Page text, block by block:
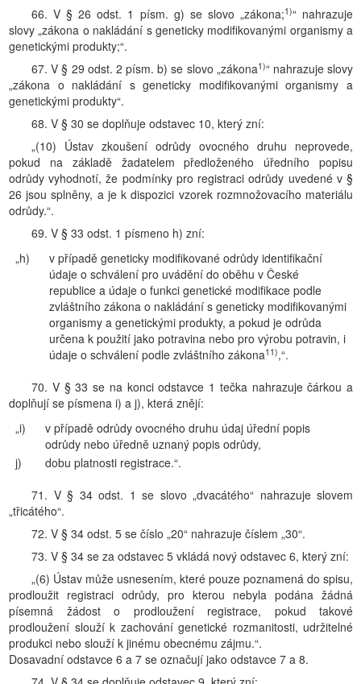
66. V § 26 odst. 1 písm. g) se slovo „zákona;1)“ nahrazuje
slovy „zákona o nakládání s geneticky modifikovanými organismy a
genetickými produkty;“.
67. V § 29 odst. 2 písm. b) se slovo „zákona1)“ nahrazuje slovy
„zákona o nakládání s geneticky modifikovanými organismy a
genetickými produkty“.
68. V § 30 se doplňuje odstavec 10, který zní:
„(10) Ústav zkoušení odrůdy ovocného druhu neprovede,
pokud na základě žadatelem předloženého úředního popisu
odrůdy vyhodnotí, že podmínky pro registraci odrůdy uvedené v §
26 jsou splněny, a je k dispozici vzorek rozmnožovacího materiálu
odrůdy.“.
69. V § 33 odst. 1 písmeno h) zní:
„h)
v případě geneticky modifikované odrůdy identifikační
údaje o schválení pro uvádění do oběhu v České
republice a údaje o funkci genetické modifikace podle
zvláštního zákona o nakládání s geneticky modifikovanými
organismy a genetickými produkty, a pokud je odrůda
určena k použití jako potravina nebo pro výrobu potravin, i
údaje o schválení podle zvláštního zákona11),“.
70. V § 33 se na konci odstavce 1 tečka nahrazuje čárkou a
doplňují se písmena i) a j), která znějí:
„i)
v případě odrůdy ovocného druhu údaj úřední popis
odrůdy nebo úředně uznaný popis odrůdy,
j)
dobu platnosti registrace.“.
71. V § 34 odst. 1 se slovo „dvacátého“ nahrazuje slovem
„třicátého“.
72. V § 34 odst. 5 se číslo „20“ nahrazuje číslem „30“.
73. V § 34 se za odstavec 5 vkládá nový odstavec 6, který zní:
„(6) Ústav může usnesením, které pouze poznamená do spisu,
prodloužit registraci odrůdy, pro kterou nebyla podána žádná
písemná žádost o prodloužení registrace, pokud takové
prodloužení slouží k zachování genetické rozmanitosti, udržitelné
produkci nebo slouží k jinému obecnému zájmu.“.
Dosavadní odstavce 6 a 7 se označují jako odstavce 7 a 8.